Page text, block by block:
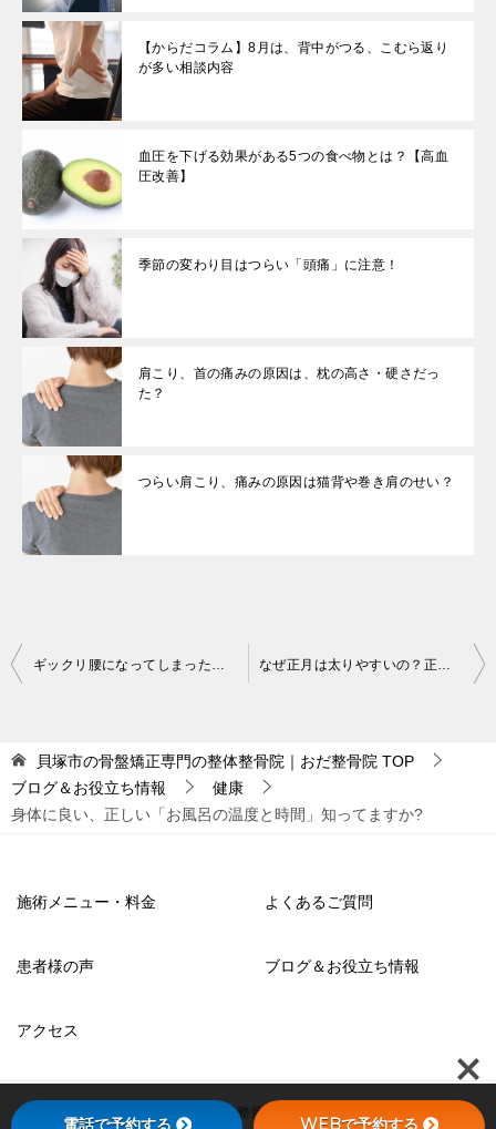
【からだコラム】8月は、背中がつる、こむら返り
が多い相談内容
血圧を下げる効果がある5つの食べ物とは？【高血
圧改善】
季節の変わり目はつらい「頭痛」に注意！
肩こり、首の痛みの原因は、枕の高さ・硬さだっ
た？
つらい肩こり、痛みの原因は猫背や巻き肩のせい？
投
ビ
ゲ
ョ
ギックリ腰になってしまったときの対処法・立ち上がり方 なぜ正月は太りやすいの？正月太りの原因は？
貝塚市の骨盤矯正専門の整体整骨院｜おだ整骨院 TOP
ブログ＆お役立ち情報
健康
身体に良い、正しい「お風呂の温度と時間」知ってますか?
施術メニュー・料金 よくあるご質問
患者様の声 ブログ＆お役立ち情報
アクセス
© 2022 貝塚市の骨盤矯正専門の整体整骨院｜おだ整骨院
電話で予約する WEBで予約する